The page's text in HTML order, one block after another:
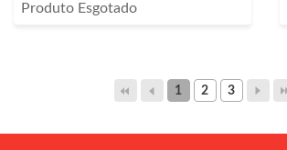
Produto Esgotado
1 2 3